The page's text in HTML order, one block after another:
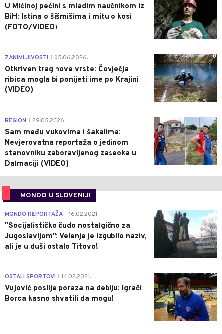
U Mićinoj pećini s mladim naučnikom iz
BiH: Istina o šišmišima i mitu o kosi
(FOTO/VIDEO)
0
ZANIMLJIVOSTI 05.06.2026.
Otkriven trag nove vrste: Čovječja
ribica mogla bi ponijeti ime po Krajini
(VIDEO)
0
REGION 29.05.2026.
Sam među vukovima i šakalima:
Nevjerovatna reportaža o jedinom
stanovniku zaboravljenog zaseoka u
Dalmaciji (VIDEO)
MONDO U SLOVENIJI
4
MONDO REPORTAŽA 16.02.2021.
"Socijalističko čudo nostalgično za
Jugoslavijom": Velenje je izgubilo naziv,
ali je u duši ostalo Titovo!
1
OSTALI SPORTOVI 14.02.2021.
Vujović poslije poraza na debiju: Igrači
Borca kasno shvatili da mogu!